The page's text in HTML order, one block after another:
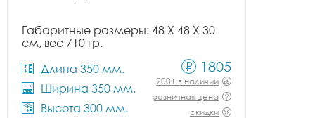
Габаритные размеры: 48 X 48 X 30
см, вес 710 гр.
Длина 350 мм.
Ширина 350 мм.
Высота 300 мм.
1805
200+ в наличии
розничная цена
скидки